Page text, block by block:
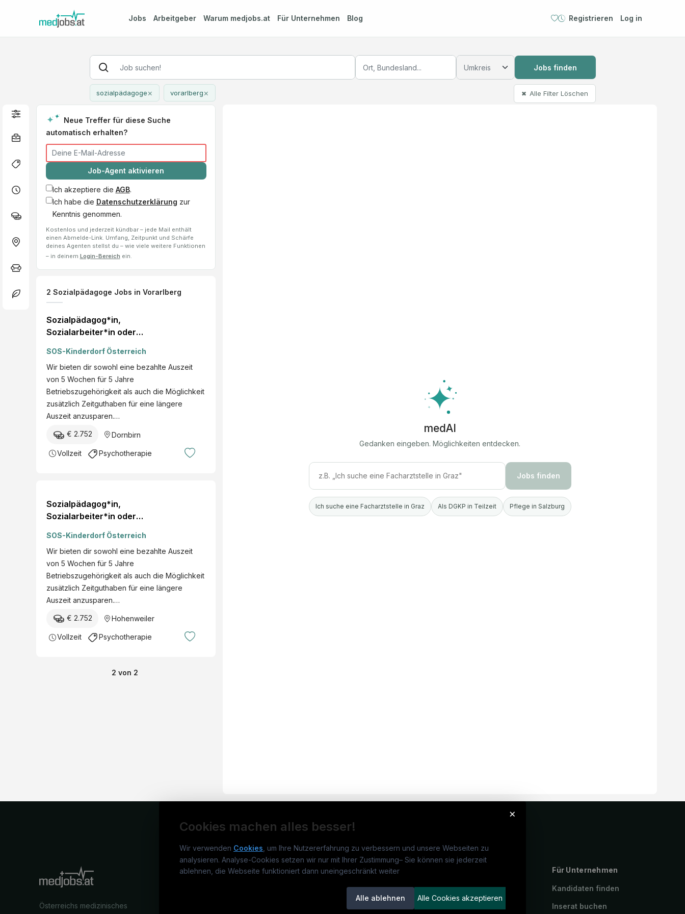
Jobs Arbeitgeber Warum medjobs.at Für Unternehmen Blog Registrieren Log in
Jobs finden
sozialpädagoge× vorarlberg× ✖ Alle Filter Löschen
Neue Treffer für diese Suche
automatisch erhalten?
Job-Agent aktivieren
Ich akzeptiere die AGB.
Ich habe die Datenschutzerklärung zur
Kenntnis genommen.
Kostenlos und jederzeit kündbar – jede Mail enthält
einen Abmelde-Link. Umfang, Zeitpunkt und Schärfe
deines Agenten stellst du – wie viele weitere Funktionen
– in deinem Login-Bereich ein.
2 Sozialpädagoge Jobs in Vorarlberg
Sozialpädagog*in,
Sozialarbeiter*in oder
SOS-Kinderdorf Österreich
Wir bieten dir sowohl eine bezahlte Auszeit
von 5 Wochen für 5 Jahre
Betriebszugehörigkeit als auch die Möglichkeit
zusätzlich Zeitguthaben für eine längere
Auszeit anzusparen.…
€ 2.752 Dornbirn
Vollzeit Psychotherapie
Sozialpädagog*in,
Sozialarbeiter*in oder
SOS-Kinderdorf Österreich
Wir bieten dir sowohl eine bezahlte Auszeit
von 5 Wochen für 5 Jahre
Betriebszugehörigkeit als auch die Möglichkeit
zusätzlich Zeitguthaben für eine längere
Auszeit anzusparen.…
€ 2.752 Hohenweiler
Vollzeit Psychotherapie
2 von 2
medAI
Gedanken eingeben. Möglichkeiten entdecken.
Jobs finden
Ich suche eine Facharztstelle in Graz Als DGKP in Teilzeit Pflege in Salzburg
×
Cookies machen alles besser!
Wir verwenden Cookies , um Ihre Nutzererfahrung zu verbessern und unsere Webseiten zu
analysieren. Analyse-Cookies setzen wir nur mit Ihrer Zustimmung– Sie können sie jederzeit
ablehnen, die Webseite funktioniert dann uneingeschränkt weiter
Alle ablehnen
Alle Cookies akzeptieren
Österreichs medizinisches
medjobs.at Jobs
Jobs in Wien DGKP
Für Unternehmen
Kandidaten finden
Inserat buchen